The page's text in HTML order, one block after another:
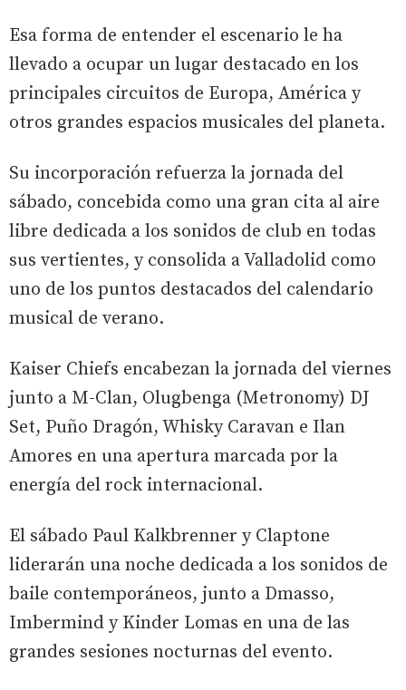
Esa forma de entender el escenario le ha
llevado a ocupar un lugar destacado en los
principales circuitos de Europa, América y
otros grandes espacios musicales del planeta.
Su incorporación refuerza la jornada del
sábado, concebida como una gran cita al aire
libre dedicada a los sonidos de club en todas
sus vertientes, y consolida a Valladolid como
uno de los puntos destacados del calendario
musical de verano.
Kaiser Chiefs encabezan la jornada del viernes
junto a M-Clan, Olugbenga (Metronomy) DJ
Set, Puño Dragón, Whisky Caravan e Ilan
Amores en una apertura marcada por la
energía del rock internacional.
El sábado Paul Kalkbrenner y Claptone
liderarán una noche dedicada a los sonidos de
baile contemporáneos, junto a Dmasso,
Imbermind y Kinder Lomas en una de las
grandes sesiones nocturnas del evento.